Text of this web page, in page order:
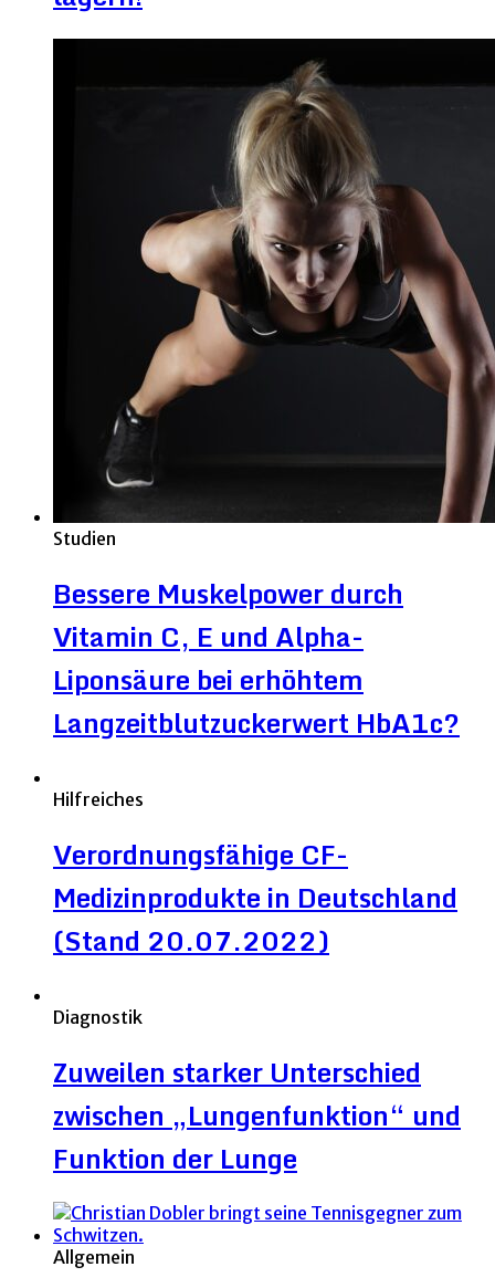
Studien
Bessere Muskelpower durch
Vitamin C, E und Alpha-
Liponsäure bei erhöhtem
Langzeitblutzuckerwert HbA1c?
Hilfreiches
Verordnungsfähige CF-
Medizinprodukte in Deutschland
(Stand 20.07.2022)
Diagnostik
Zuweilen starker Unterschied
zwischen „Lungenfunktion“ und
Funktion der Lunge
Allgemein